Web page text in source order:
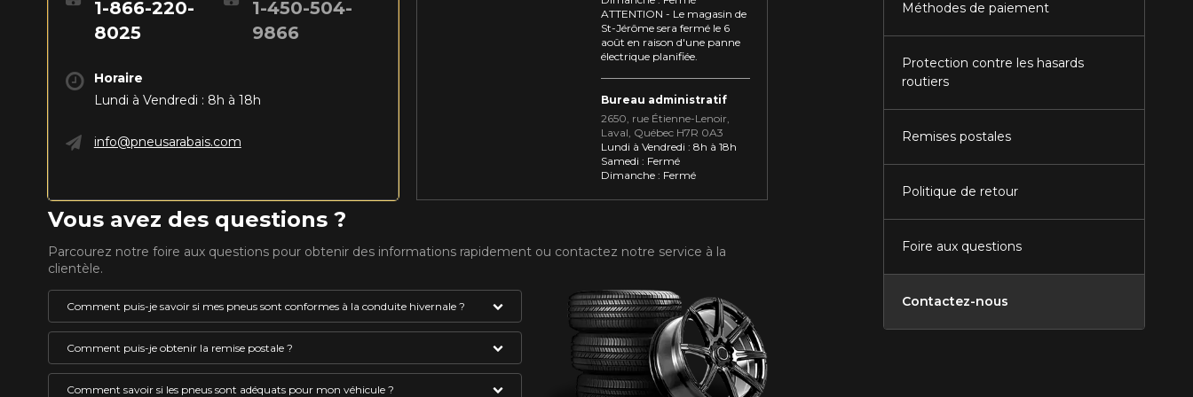
1-866-220-
8025
1-450-504-
9866
Horaire
Lundi à Vendredi : 8h à 18h
info@pneusarabais.com
ATTENTION - Le magasin de
St-Jérôme sera fermé le 6
août en raison d'une panne
électrique planifiée.
Bureau administratif
2650, rue Étienne⁠-⁠Lenoir,
Laval, Québec H7R 0A3
Lundi à Vendredi : 8h à 18h
Samedi : Fermé
Dimanche : Fermé
Vous avez des questions ?
Parcourez notre foire aux questions pour obtenir des informations rapidement ou contactez notre service à la
clientèle.
Comment puis-je savoir si mes pneus sont conformes à la conduite hivernale ?
Un pneu pouvant être utilisé l’hiver au Québec doit absolument avoir
le pictogramme représentant le symbole de la montagne et du flocon
Comment puis-je obtenir la remise postale ?
La remise postale est un rabais offert par le fabricant du pneu. Celui-ci
Comment savoir si les pneus sont adéquats pour mon véhicule ?
Méthodes de paiement
Protection contre les hasards
routiers
Remises postales
Politique de retour
Foire aux questions
Contactez-nous
VOICI LES DIMENSIONS POUR VOTRE VÉHICULE